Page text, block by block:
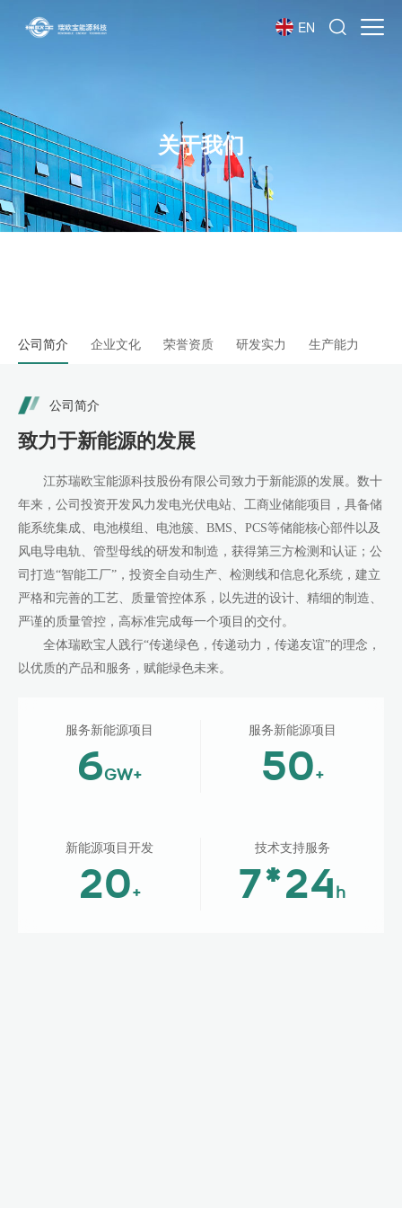
EN
关于我们
ABOUT US
公司简介 企业文化 荣誉资质 研发实力 生产能力
公司简介
致力于新能源的发展
江苏瑞欧宝能源科技股份有限公司致力于新能源的发展。数十
年来，公司投资开发风力发电光伏电站、工商业储能项目，具备储
能系统集成、电池模组、电池簇、 BMS、PCS等储能核心部件以及
风电导电轨、管型母线的研发和制造，获得第三方检测和认证；公
司打造“智能工厂”，投资全自动生产、检测线和信息化系统，建立
严格和完善的工艺、质量管控体系，以先进的设计、精细的制造、
严谨的质量管控，高标准完成每一个项目的交付。
全体瑞欧宝人践行“传递绿色，传递动力，传递友谊”的理念，
以优质的产品和服务，赋能绿色未来。
服务新能源项目
6GW+
服务新能源项目
50+
新能源项目开发
20+
技术支持服务
7*24 h